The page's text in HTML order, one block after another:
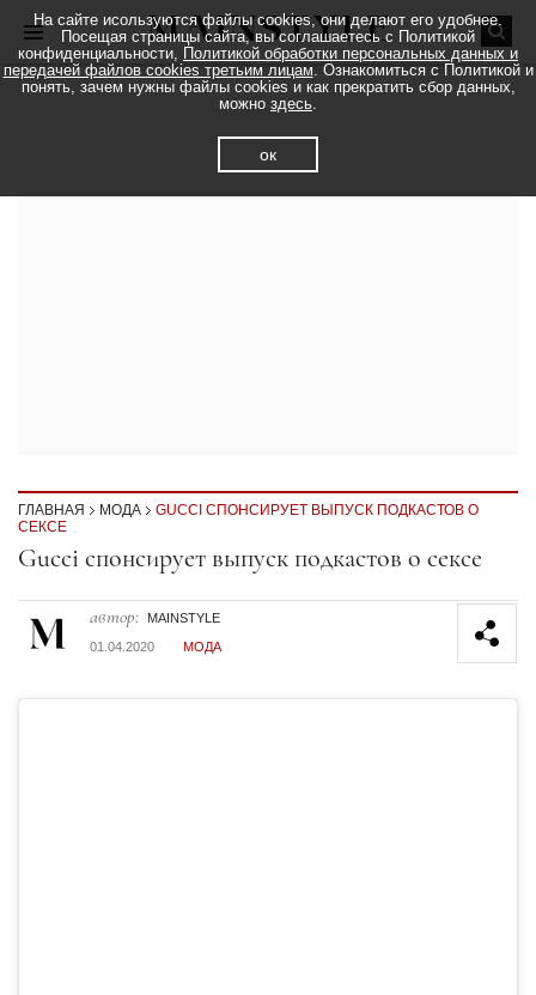
ГЛАВНАЯ МОДА
GUCCI СПОНСИРУЕТ ВЫПУСК ПОДКАСТОВ О
СЕКСЕ
Секция статей
Gucci спонсирует выпуск подкастов о сексе
автор:
MAINSTYLE
01.04.2020
МОДА
На сайте исользуются файлы cookies, они делают его удобнее.
Посещая страницы сайта, вы соглашаетесь с Политикой
конфиденциальности, Политикой обработки персональных данных и
передачей файлов cookies третьим лицам. Ознакомиться с Политикой и
понять, зачем нужны файлы cookies и как прекратить сбор данных,
можно здесь.
ок